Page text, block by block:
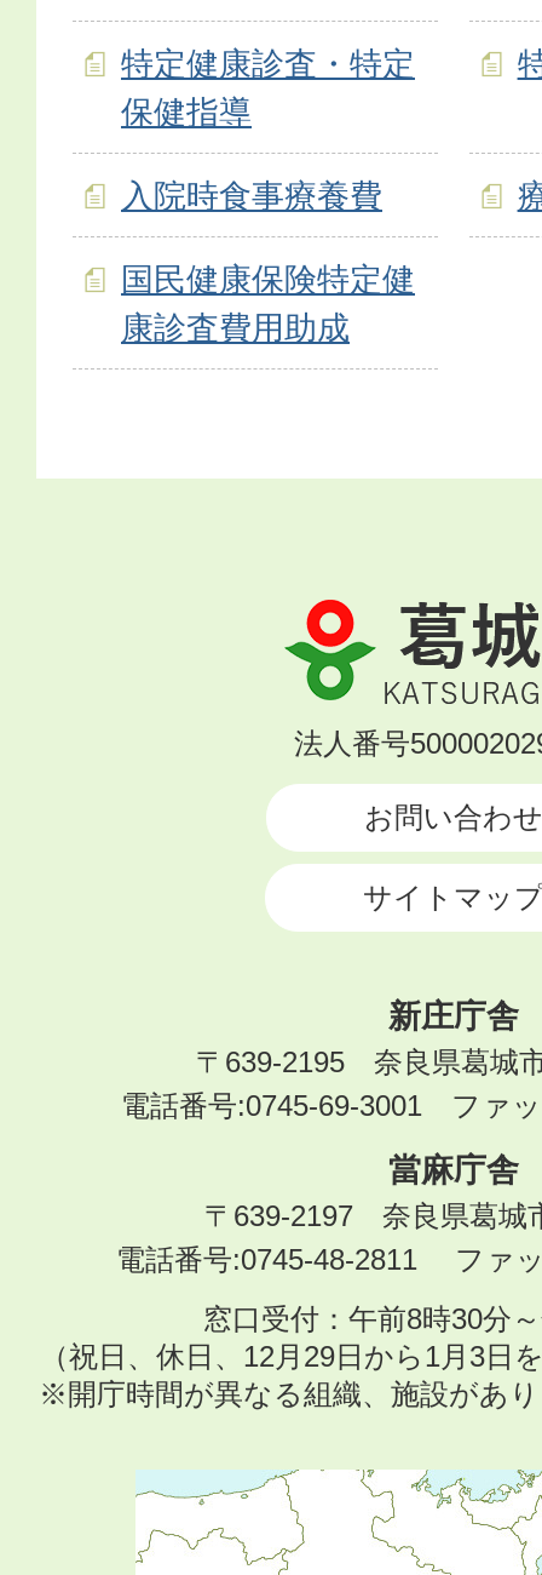
特定健康診査・特定
保健指導
入院時食事療養費
国民健康保険特定健
康診査費用助成
葛
城
市
KATSURAGI
法人番号
お問い合わせ
サイトマッ
新庄庁舎
〒639-2195 奈良県葛城
電話番号:0745-69-3001 ファ
當麻庁舎
〒639-2197 奈良県葛城
電話番号:0745-48-2811 ファ
窓口受付：午前8時30分
（祝日、休日、12月29日から1月3日
※開庁時間が異なる組織、施設があ